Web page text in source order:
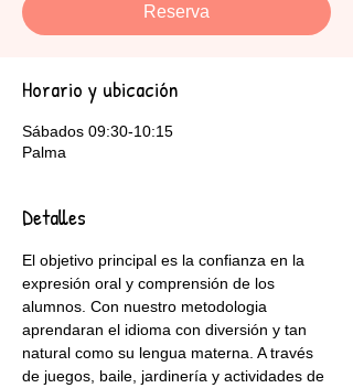
Reserva
Horario y ubicación
Sábados 09:30-10:15
Palma
Detalles
El objetivo principal es la confianza en la
expresión oral y comprensión de los
alumnos. Con nuestro metodologia
aprendaran el idioma con diversión y tan
natural como su lengua materna. A través
de juegos, baile, jardinería y actividades de